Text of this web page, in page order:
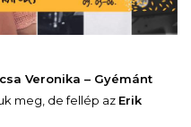
Veronika – Gyémánt
meg, de fellép az Erik